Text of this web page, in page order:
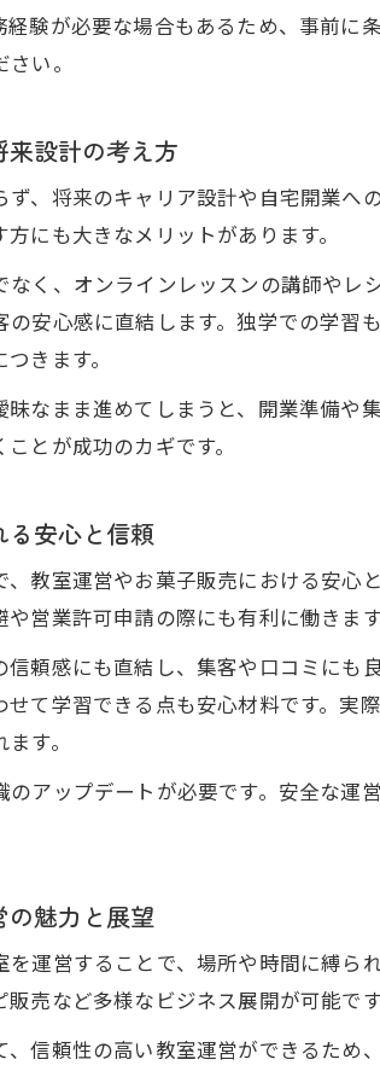
スクーリング不要のオンラインお菓
通信制オンラインお菓子教室で資格取
オンラインお菓子教室資格取得で通学
通信のみで完結するオンラインお菓
リスク回避と安全な教室運営の基礎知識
オンラインお菓子教室資格取得で違
安全なオンラインお菓子教室運営に必
オンラインお菓子教室で安心して資格
講座選びで守りたいオンラインお菓
法的トラブルを避けるためのオンライ
験が必要な場合もあるため、事前
い。
設計の考え方
、将来のキャリア設計や自宅開業
にも大きなメリットがあります。
く、オンラインレッスンの講師や
安心感に直結します。独学での学
きます。
なまま進めてしまうと、開業準備
とが成功のカギです。
る安心と信頼
教室運営やお菓子販売における安
営業許可申請の際にも有利に働きます
頼感にも直結し、集客や口コミに
て学習できる点も安心材料です。
す。
アップデートが必要です。安全な
魅力と展望
運営することで、場所や時間に縛
売など多様なビジネス展開が可能です
信頼性の高い教室運営ができるた